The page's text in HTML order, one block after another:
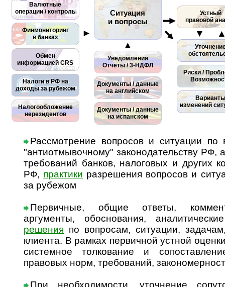
Валютные
операции / контроль
Финмониторинг
в банках
Обмен
информацией CRS
Налоги в РФ на
доходы за рубежом
Налогообложение
нерезидентов
►
Ситуация
и вопросы
▲
Уведомления
Отчеты / 3-НДФЛ
Документы / данные
на английском
Документы / данные
на испанском
Устный
правовой
▼
Риски /
Варианты
изменений
Рассмотрение вопросов и ситуации по
"антиотмывочному" законодательству РФ,
требований банков, налоговых и других
РФ, практики разрешения вопросов и
за рубежом
Первичные, общие ответы,
аргументы, обоснования,
решения по вопросам, ситуации,
клиента. В рамках первичной устной
системное толкование и
правовых норм, требований,
При необходимости, уточнение